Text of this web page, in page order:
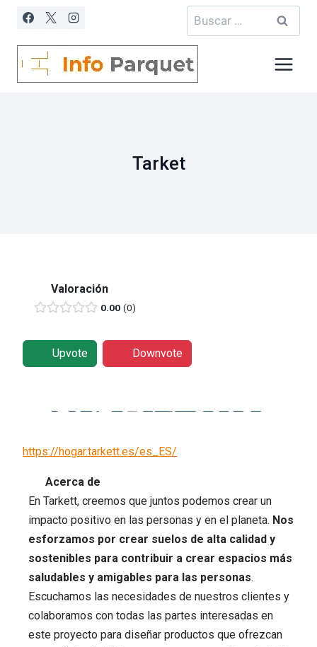
Saltar
contenido
Buscar:
Tarket
Valoración
0.00 0
Upvote Downvote
https://hogar.tarkett.es/es_ES/
Acerca de
En Tarkett, creemos que juntos podemos crear un
impacto positivo en las personas y en el planeta. Nos
esforzamos por crear suelos de alta calidad y
sostenibles para contribuir a crear espacios más
saludables y amigables para las personas.
Escuchamos las necesidades de nuestros clientes y
colaboramos con todas las partes interesadas en
este proyecto para diseñar productos que ofrezcan